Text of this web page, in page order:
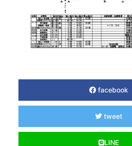
facebook
tweet
LINE